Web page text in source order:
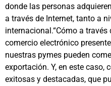
donde las personas
a través de Internet, tanto a
internacional.“Cómo a
comercio electrónico
nuestras pymes pueden
exportación. Y, en este caso,
exitosas y destacadas, que